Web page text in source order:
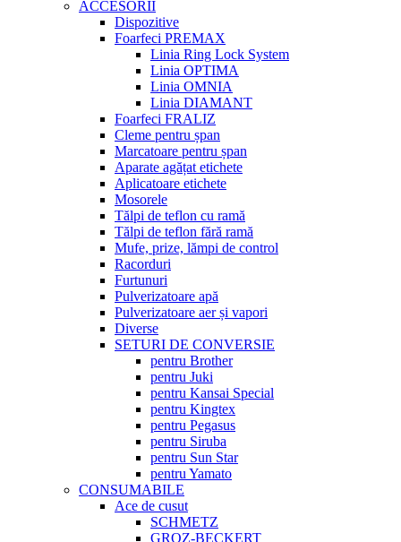
ACCESORII
Dispozitive
Foarfeci PREMAX
Linia Ring Lock System
Linia OPTIMA
Linia OMNIA
Linia DIAMANT
Foarfeci FRALIZ
Cleme pentru șpan
Marcatoare pentru șpan
Aparate agățat etichete
Aplicatoare etichete
Mosorele
Tălpi de teflon cu ramă
Tălpi de teflon fără ramă
Mufe, prize, lămpi de control
Racorduri
Furtunuri
Pulverizatoare apă
Pulverizatoare aer și vapori
Diverse
SETURI DE CONVERSIE
pentru Brother
pentru Juki
pentru Kansai Special
pentru Kingtex
pentru Pegasus
pentru Siruba
pentru Sun Star
pentru Yamato
CONSUMABILE
Ace de cusut
SCHMETZ
GROZ-BECKERT